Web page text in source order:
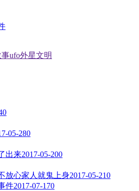
事ufo外星文明
0
05-280
出来2017-05-200
放心家人就鬼上身2017-05-210
件2017-07-170